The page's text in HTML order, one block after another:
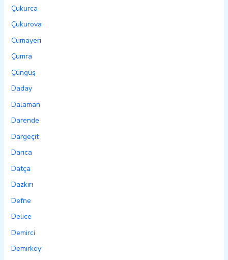
Çukurca
Çukurova
Cumayeri
Çumra
Çüngüş
Daday
Dalaman
Darende
Dargeçit
Darıca
Datça
Dazkırı
Defne
Delice
Demirci
Demirköy